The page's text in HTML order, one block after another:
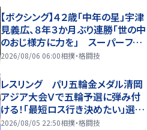
【ボクシング】４２歳「中年の星」宇津
見義広、８年３か月ぶり連勝「世の中
のおじ様方に力を」 スーパーフラ
イ級王座獲得に意欲
2026/08/06 06:00相撲・格闘技
レスリング パリ五輪金メダル清岡
アジア大会Ｖで五輪予選に弾み付
ける！「最短ロス行き決めたい」選手
村クルーズ船には「めちゃめちゃ楽
2026/08/05 22:50相撲・格闘技